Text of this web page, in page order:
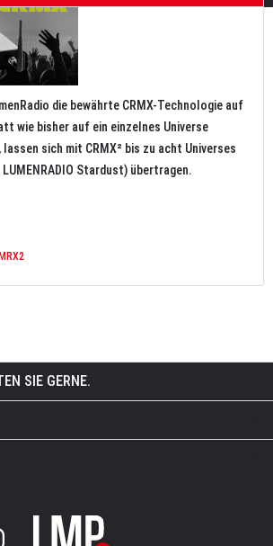
die bewährte CRMX-Technologie auf
wie bisher auf ein einzelnes Universe
sich mit CRMX² bis zu acht Universes
Stardust) übertragen.
SIE GERNE.